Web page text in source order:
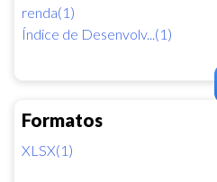
renda(1)
Índice de Desenvolv...(1)
Formatos
XLSX(1)